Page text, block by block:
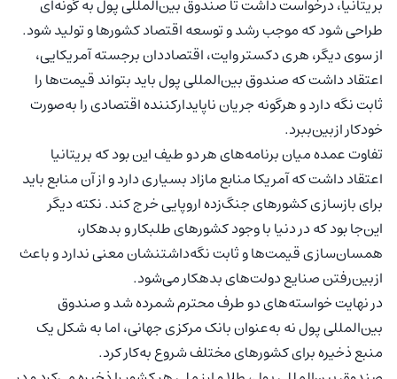
بریتانیا، درخواست داشت تا صندوق بین‌المللی پول به گونه‌ای
طراحی شود که موجب رشد و توسعه اقتصاد کشورها و تولید شود.
از سوی دیگر، هری دکستر وایت، اقتصاددان برجسته آمریکایی،
اعتقاد داشت که صندوق بین‌المللی پول باید بتواند قیمت‌ها را
ثابت نگه دارد و هرگونه جریان ناپایدارکننده اقتصادی را به‌صورت
خودکار ازبین‌ببرد.
تفاوت عمده میان برنامه‌های هر دو طیف این بود که بریتانیا
اعتقاد داشت که آمریکا منابع مازاد بسیاری دارد و از آن منابع باید
برای بازسازی کشورهای جنگ‌زده اروپایی خرج کند. نکته دیگر
این‌جا بود که در دنیا با وجود کشورهای طلبکار و بدهکار،
همسان‌سازی قیمت‌ها و ثابت نگه‌داشتنشان معنی ندارد و باعث
ازبین‌رفتن صنایع دولت‌های بدهکار می‌شود.
در نهایت خواسته‌های دو طرف محترم شمرده شد و صندوق
بین‌المللی پول نه به‌عنوان بانک مرکزی جهانی، اما به شکل یک
منبع ذخیره برای کشورهای مختلف شروع به‌کار کرد.